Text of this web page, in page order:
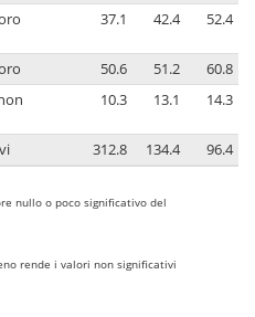
37.1 42.4 52.4
50.6 51.2
60.8
10.3 13.1 14.3
312.8 134.4 96.4
nullo o poco significativo del
rende i valori non significativi